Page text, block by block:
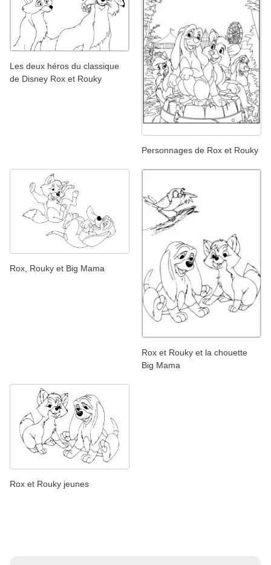
Les deux héros du classique
de Disney Rox et Rouky
Personnages de Rox et Rouky
Rox, Rouky et Big Mama
Rox et Rouky et la chouette
Big Mama
Rox et Rouky jeunes